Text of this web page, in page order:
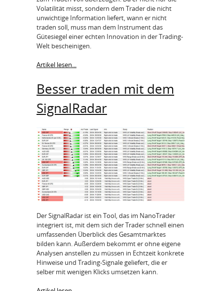
Volatilität misst, sondern dem Trader die nicht
unwichtige Information liefert, wann er nicht
traden soll, muss man dem Instrument das
Gütesiegel einer echten Innovation in der Trading-
Welt bescheinigen.
Artikel lesen...
Besser traden mit dem
SignalRadar
Der SignalRadar ist ein Tool, das im NanoTrader
integriert ist, mit dem sich der Trader schnell einen
umfassenden Überblick des Gesamtmarktes
bilden kann. Außerdem bekommt er ohne eigene
Analysen anstellen zu müssen in Echtzeit konkrete
Hinweise und Trading-Signale geliefert, die er
selber mit wenigen Klicks umsetzen kann.